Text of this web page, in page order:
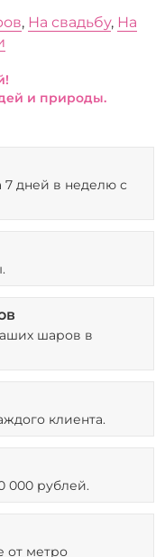
, На свадьбу, На
и природы.
7 дней в неделю с
шаров в
клиента.
000 рублей.
от метро